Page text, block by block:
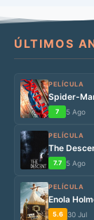
ÚLTIMOS
PELÍCULA
Spider-
7 5 Ago
PELÍCULA
The
7.7 5 Ago
PELÍCULA
Enola
5.6 30 Jul